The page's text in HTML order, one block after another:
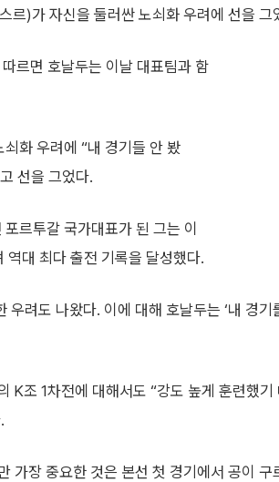
르)가 자신을 둘러싼 노쇠화 우려에 선을 그
르면 호날두는 이날 대표팀과 함
화 우려에 “내 경기들 안 봤
선을 그었다.
르투갈 국가대표가 된 그는 이
대 최다 출전 기록을 달성했다.
려도 나왔다. 이에 대해 호날두는 ‘내 경기
조 1차전에 대해서도 “강도 높게 훈련했기
가장 중요한 것은 본선 첫 경기에서 공이 구